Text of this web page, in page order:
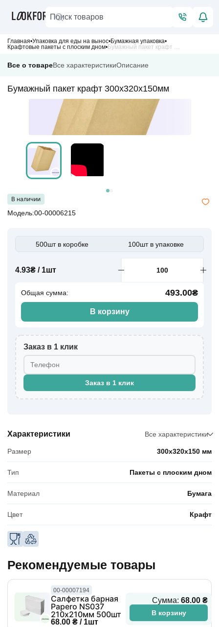
Главная Упаковка для еды на вынос Бумажная упаковка
Крафтовые пакеты с плоским дном
Бумажный пакет крафт 300х320х150мм
Все о товареВсе характеристикиОписание
Бумажный пакет крафт 300х320х150мм
В наличии
Модель:00-00006215
500шт в коробке 100шт в упаковке
4.93₴ / 1шт
Общая сумма: 493.00₴
В корзину
Заказ в 1 клик
Заказ в 1 клик
Характеристики Все характеристики
Размер 300x320x150 мм
Тип Пакеты с плоским дном
Материал Бумага
Цвет Крафт
Рекомендуемые товары
00-00007194
Салфетка барная
Papero NS037
210х210мм 500шт
68.00 ₴ / 1шт
Сумма: 68.00 ₴
В корзину